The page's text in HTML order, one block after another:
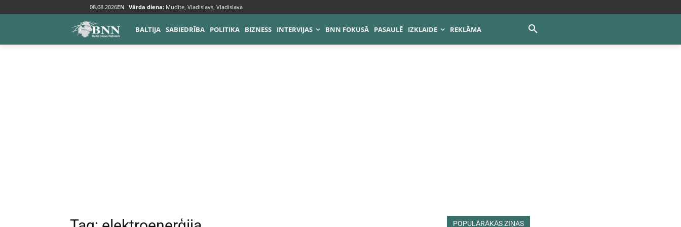
08.08.2026EN Vārda diena: Mudīte, Vladislavs, Vladislava
BALTIJA SABIEDRĪBA POLITIKA BIZNESS INTERVIJAS BNN FOKUSĀ PASAULĒ IZKLAIDE REKLĀMA
Tags Elektroenerģija
POPULĀRĀKĀS ZIŅAS